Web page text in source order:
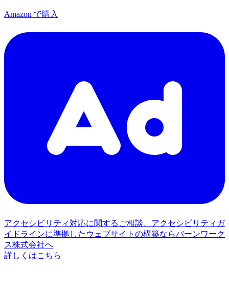
Amazon で購入
アクセシビリティ対応に関するご相談、アクセシビリティガ
イドラインに準拠したウェブサイトの構築ならバーンワーク
ス株式会社へ
詳しくはこちら